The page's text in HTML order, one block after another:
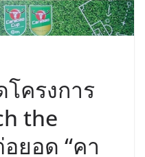
โครงการ
the
ยอด “คา